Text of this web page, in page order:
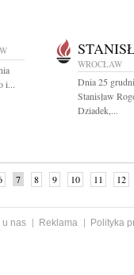
i...
WROCŁAW
Dnia 25
Stanisław
Dziadek,...
7 8 9 10 11 12
u nas Reklama
Polityka